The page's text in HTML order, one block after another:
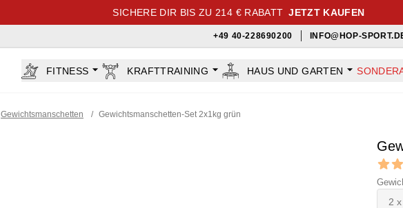
SICHERE DIR BIS ZU 214 € RABATT JETZT KAUFEN
+49 40-228690200 INFO@HOP-
FITNESS KRAFTTRAINING HAUS UND GARTEN
Gewichtsmanschetten / Gewichtsmanschetten-Set 2x1kg grün
4.7
2